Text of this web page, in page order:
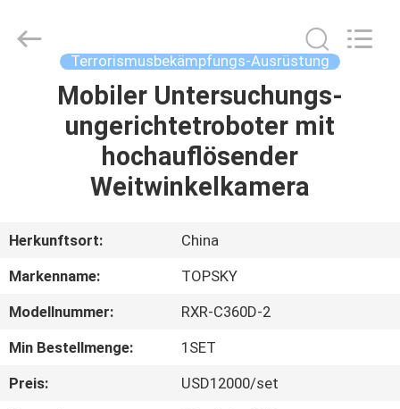
HAUS
PRODUKTE
UNS
AUSFLUG
QUALITÄTSKONTROLLE
Century Holding Co.,Ltd.
Terrorismusbekämpfungs-Ausrüstung
Mobiler Untersuchungs-
ungerichtetroboter mit
hochauflösender
Weitwinkelkamera
Herkunftsort:
China
Markenname:
TOPSKY
Modellnummer:
RXR-C360D-2
Min Bestellmenge:
1SET
Preis:
USD12000/set